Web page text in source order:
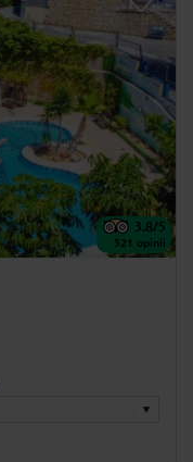
3.8/5
521 opinii